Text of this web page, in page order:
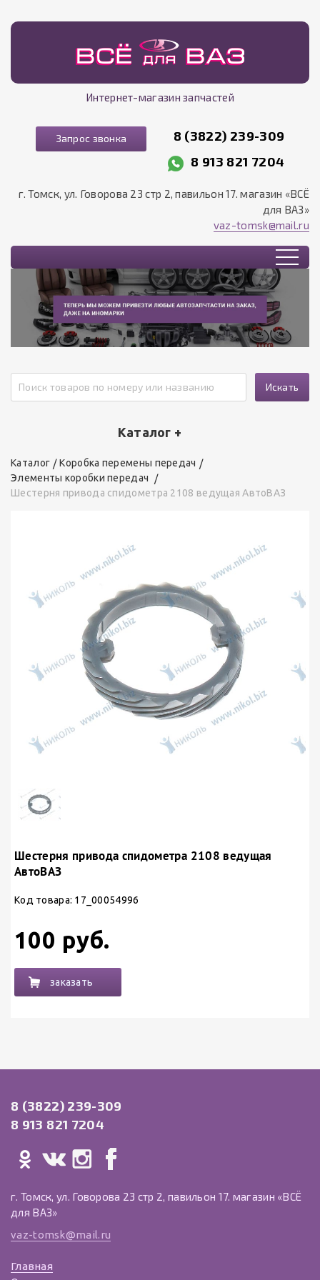
Интернет-магазин запчастей
Запрос звонка
8 (3822) 239-309
8 913 821 7204
г. Томск, ул. Говорова 23 стр 2, павильон 17. магазин «ВСЁ
для ВАЗ»
vaz-tomsk@mail.ru
Искать
Каталог +
Каталог
Коробка перемены передач
Элементы коробки передач
Шестерня привода спидометра 2108 ведущая АвтоВАЗ
Шестерня привода спидометра 2108 ведущая
АвтоВАЗ
Код товара: 17_00054996
100 руб.
заказать
8 (3822) 239-309
8 913 821 7204
г. Томск, ул. Говорова 23 стр 2, павильон 17. магазин «ВСЁ
для ВАЗ»
vaz-tomsk@mail.ru
Главная